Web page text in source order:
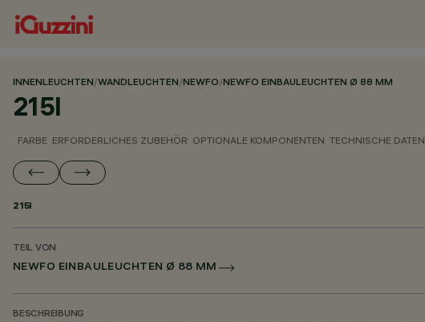
INNENLEUCHTEN/WANDLEUCHTEN/NEWFO/NEWFO EINBAULEUCHTEN Ø 88 MM
215I
FARBE ERFORDERLICHES ZUBEHÖR OPTIONALE KOMPONENTEN TECHNISCHE DATEN
215I
TEIL VON
NEWFO EINBAULEUCHTEN Ø 88 MM
BESCHREIBUNG